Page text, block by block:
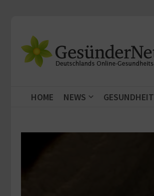
HOME NEWS GESUNDHEIT